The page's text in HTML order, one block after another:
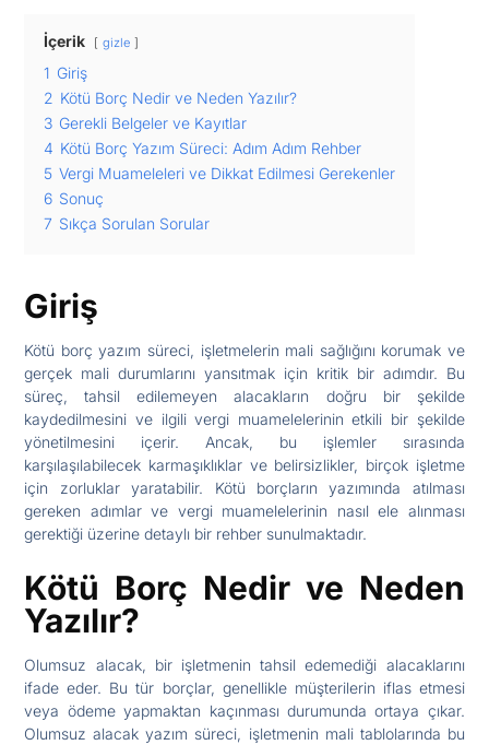
İçerik gizle
1 Giriş
2 Kötü Borç Nedir ve Neden Yazılır?
3 Gerekli Belgeler ve Kayıtlar
4 Kötü Borç Yazım Süreci: Adım Adım Rehber
5 Vergi Muameleleri ve Dikkat Edilmesi Gerekenler
6 Sonuç
7 Sıkça Sorulan Sorular
Giriş
Kötü borç yazım süreci, işletmelerin mali sağlığını korumak ve
gerçek mali durumlarını yansıtmak için kritik bir adımdır. Bu
süreç, tahsil edilemeyen alacakların doğru bir şekilde
kaydedilmesini ve ilgili vergi muamelelerinin etkili bir şekilde
yönetilmesini içerir. Ancak, bu işlemler sırasında
karşılaşılabilecek karmaşıklıklar ve belirsizlikler, birçok işletme
için zorluklar yaratabilir. Kötü borçların yazımında atılması
gereken adımlar ve vergi muamelelerinin nasıl ele alınması
gerektiği üzerine detaylı bir rehber sunulmaktadır.
Kötü Borç Nedir ve Neden
Yazılır?
Olumsuz alacak, bir işletmenin tahsil edemediği alacaklarını
ifade eder. Bu tür borçlar, genellikle müşterilerin iflas etmesi
veya ödeme yapmaktan kaçınması durumunda ortaya çıkar.
Olumsuz alacak yazım süreci, işletmenin mali tablolarında bu